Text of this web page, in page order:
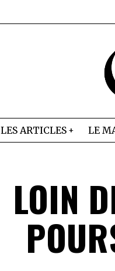
LES ARTICLES LE
LOIN